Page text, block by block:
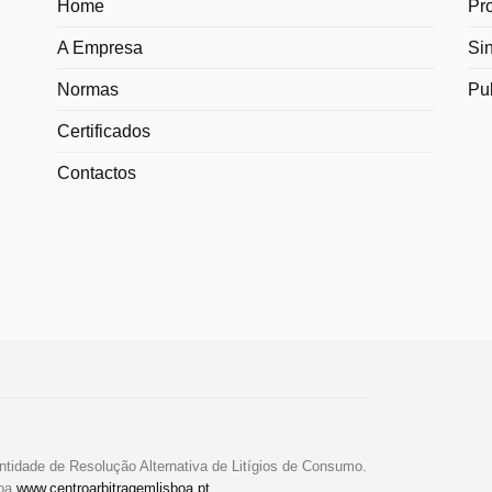
Home
A Empresa
Normas
Certificados
Contactos
de Resolução Alternativa de Litígios de Consumo.
www.centroarbitragemlisboa.pt